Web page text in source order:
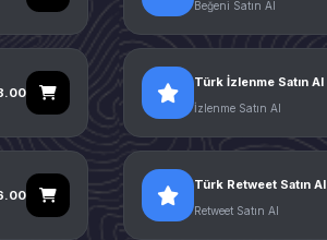
Beğeni Satın Al
Türk İzlenme Satın Al
İzlenme Satın Al
Türk Retweet Satın Al
Retweet Satın Al